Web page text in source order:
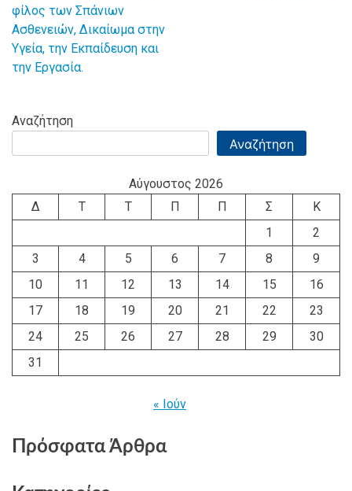
άρθρων
φίλος των Σπάνιων
Ασθενειών, Δικαίωμα στην
Υγεία, την Εκπαίδευση και
την Εργασία.
Αναζήτηση
Αναζήτηση
Αύγουστος 2026
Δ
Τ Τ Π Π Σ
Κ
1
2
3
4 5 6 7 8
9
10
11 12 13 14 15
16
17
18 19 20 21 22
23
24
25 26 27 28 29
30
31
« Ιούν
Πρόσφατα Άρθρα